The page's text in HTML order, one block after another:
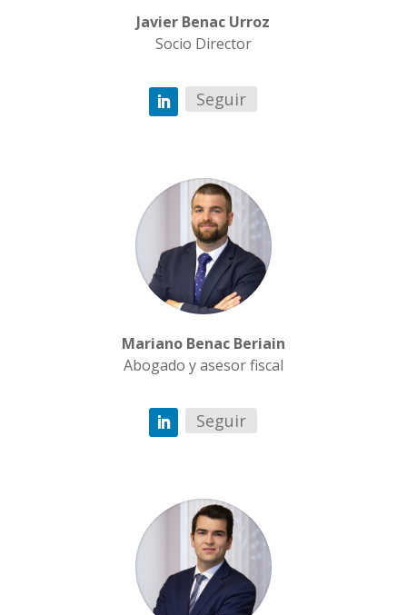
Javier Benac Urroz
Socio Director
Seguir
Mariano Benac Beriain
Abogado y asesor fiscal
Seguir